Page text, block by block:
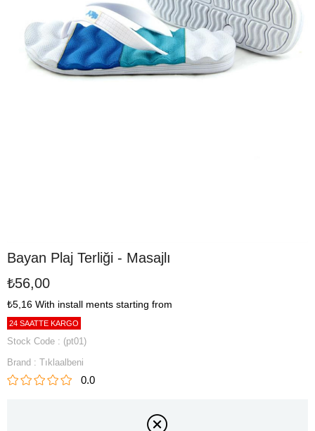
Bayan Plaj Terliği - Masajlı
₺56,00
₺5,16 With install ments starting from
24 SAATTE KARGO
Stock Code
(pt01)
Brand : Tıklaalbeni
0.0